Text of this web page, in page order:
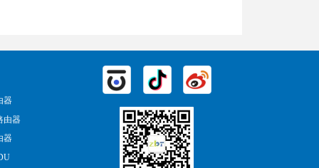
器
由器
器